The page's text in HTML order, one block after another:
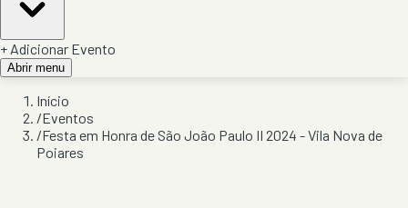
+ Adicionar Evento
Abrir menu
Início
/Eventos
/Festa em Honra de São João Paulo II 2024 - Vila Nova de
Poiares